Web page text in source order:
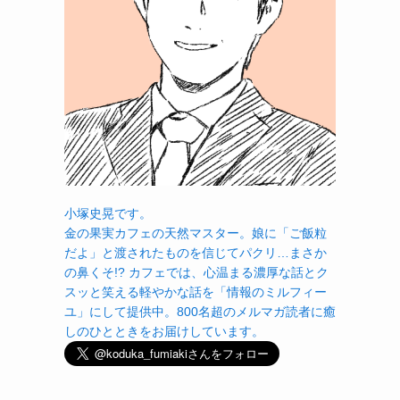
小塚史晃です。
金の果実カフェの天然マスター。娘に「ご飯粒
だよ」と渡されたものを信じてパクリ…まさか
の鼻くそ!? カフェでは、心温まる濃厚な話とク
スッと笑える軽やかな話を「情報のミルフィー
ユ」にして提供中。800名超のメルマガ読者に癒
しのひとときをお届けしています。